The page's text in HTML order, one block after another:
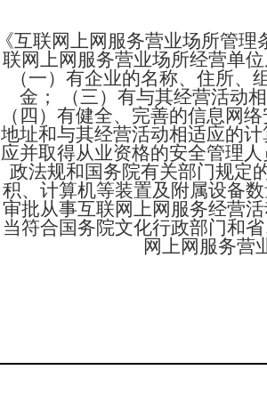
《互联网上网服务营业场所管
联网上网服务营业场所经营单
（一）有企业的名称、住所
金； （三）有与其经营活动
（四）有健全、完善的信息网
地址和与其经营活动相适应的
应并取得从业资格的安全管理
政法规和国务院有关部门规定
积、计算机等装置及附属设备
审批从事互联网上网服务经营
当符合国务院文化行政部门和
网上网服务营